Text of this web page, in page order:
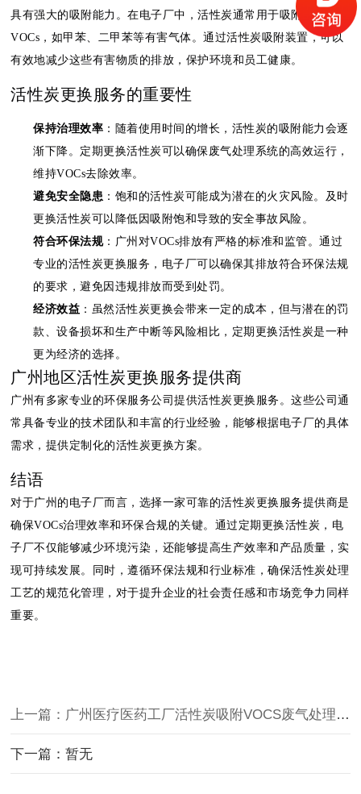
具有强大的吸附能力。在电子厂中，活性炭通常用于吸附废气中的
VOCs，如甲苯、二甲苯等有害气体。通过活性炭吸附装置，可以
有效地减少这些有害物质的排放，保护环境和员工健康。
活性炭更换服务的重要性
保持治理效率 ：随着使用时间的增长，活性炭的吸附能力会逐
渐下降。定期更换活性炭可以确保废气处理系统的高效运行，
维持VOCs去除效率。
避免安全隐患 ：饱和的活性炭可能成为潜在的火灾风险。及时
更换活性炭可以降低因吸附饱和导致的安全事故风险。
符合环保法规：广州对VOCs排放有严格的标准和监管。通过
专业的活性炭更换服务，电子厂可以确保其排放符合环保法规
的要求，避免因违规排放而受到处罚。
经济效益 ：虽然活性炭更换会带来一定的成本，但与潜在的罚
款、设备损坏和生产中断等风险相比，定期更换活性炭是一种
更为经济的选择。
广州地区活性炭更换服务提供商
广州有多家专业的环保服务公司提供活性炭更换服务。这些公司通
常具备专业的技术团队和丰富的行业经验，能够根据电子厂的具体
需求，提供定制化的活性炭更换方案。
结语
对于广州的电子厂而言，选择一家可靠的活性炭更换服务提供商是
确保VOCs治理效率和环保合规的关键。通过定期更换活性炭，电
子厂不仅能够减少环境污染，还能够提高生产效率和产品质量，实
现可持续发展。同时，遵循环保法规和行业标准，确保活性炭处理
工艺的规范化管理，对于提升企业的社会责任感和市场竞争力同样
重要。
上一篇：广州医疗医药工厂活性炭吸附VOCS废气处理更换服务
下一篇：暂无